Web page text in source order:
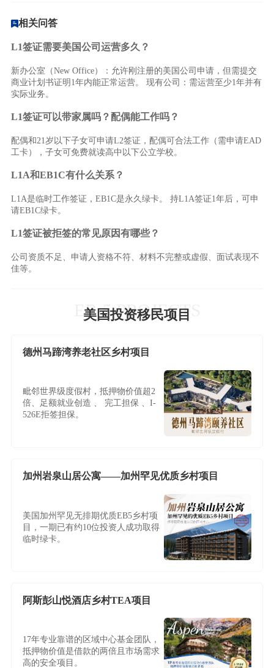
相关问答
L1签证需要美国公司运营多久？
新办公室（New Office）：允许刚注册的美国公司申请，但需提交
商业计划书证明1年内能正常运营。 现有公司：需运营至少1年并有
实际业务。
L1签证可以带家属吗？配偶能工作吗？
配偶和21岁以下子女可申请L2签证，配偶可合法工作（需申请EAD
工卡），子女可免费就读高中以下公立学校。
L1A和EB1C有什么关系？
L1A是临时工作签证，EB1C是永久绿卡。 持L1A签证1年后，可申
请EB1C绿卡。
L1签证被拒签的常见原因有哪些？
公司资质不足、申请人资格不符、材料不完整或虚假、面试表现不
佳等。
EB-5 PROJECTS
美国投资移民项目
德州马蹄湾养老社区乡村项目
毗邻世界级度假村，抵押物价值超2
倍、足额就业创造 、 完工担保 、I-
526E拒签担保。
加州岩泉山居公寓——加州罕见优质乡村项目
美国加州罕见无排期优质EB5乡村项
目，一期已有约10位投资人成功取得
临时绿卡。
阿斯彭山悦酒店乡村TEA项目
17年专业靠谱的区域中心基金团队，
抵押物价值是借款的两倍且市场需求
高的安全项目。